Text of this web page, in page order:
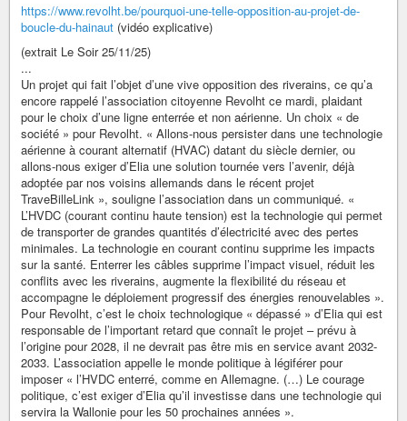
https://www.revolht.be/pourquoi-une-telle-opposition-au-projet-de-
boucle-du-hainaut (vidéo explicative)
(extrait Le Soir 25/11/25)
...
Un projet qui fait l’objet d’une vive opposition des riverains, ce qu’a
encore rappelé l’association citoyenne Revolht ce mardi, plaidant
pour le choix d’une ligne enterrée et non aérienne. Un choix « de
société » pour Revolht. « Allons-nous persister dans une technologie
aérienne à courant alternatif (HVAC) datant du siècle dernier, ou
allons-nous exiger d’Elia une solution tournée vers l’avenir, déjà
adoptée par nos voisins allemands dans le récent projet
TraveBilleLink », souligne l’association dans un communiqué. «
L’HVDC (courant continu haute tension) est la technologie qui permet
de transporter de grandes quantités d’électricité avec des pertes
minimales. La technologie en courant continu supprime les impacts
sur la santé. Enterrer les câbles supprime l’impact visuel, réduit les
conflits avec les riverains, augmente la flexibilité du réseau et
accompagne le déploiement progressif des énergies renouvelables ».
Pour Revolht, c’est le choix technologique « dépassé » d’Elia qui est
responsable de l’important retard que connaît le projet – prévu à
l’origine pour 2028, il ne devrait pas être mis en service avant 2032-
2033. L’association appelle le monde politique à légiférer pour
imposer « l’HVDC enterré, comme en Allemagne. (…) Le courage
politique, c’est exiger d’Elia qu’il investisse dans une technologie qui
servira la Wallonie pour les 50 prochaines années ».